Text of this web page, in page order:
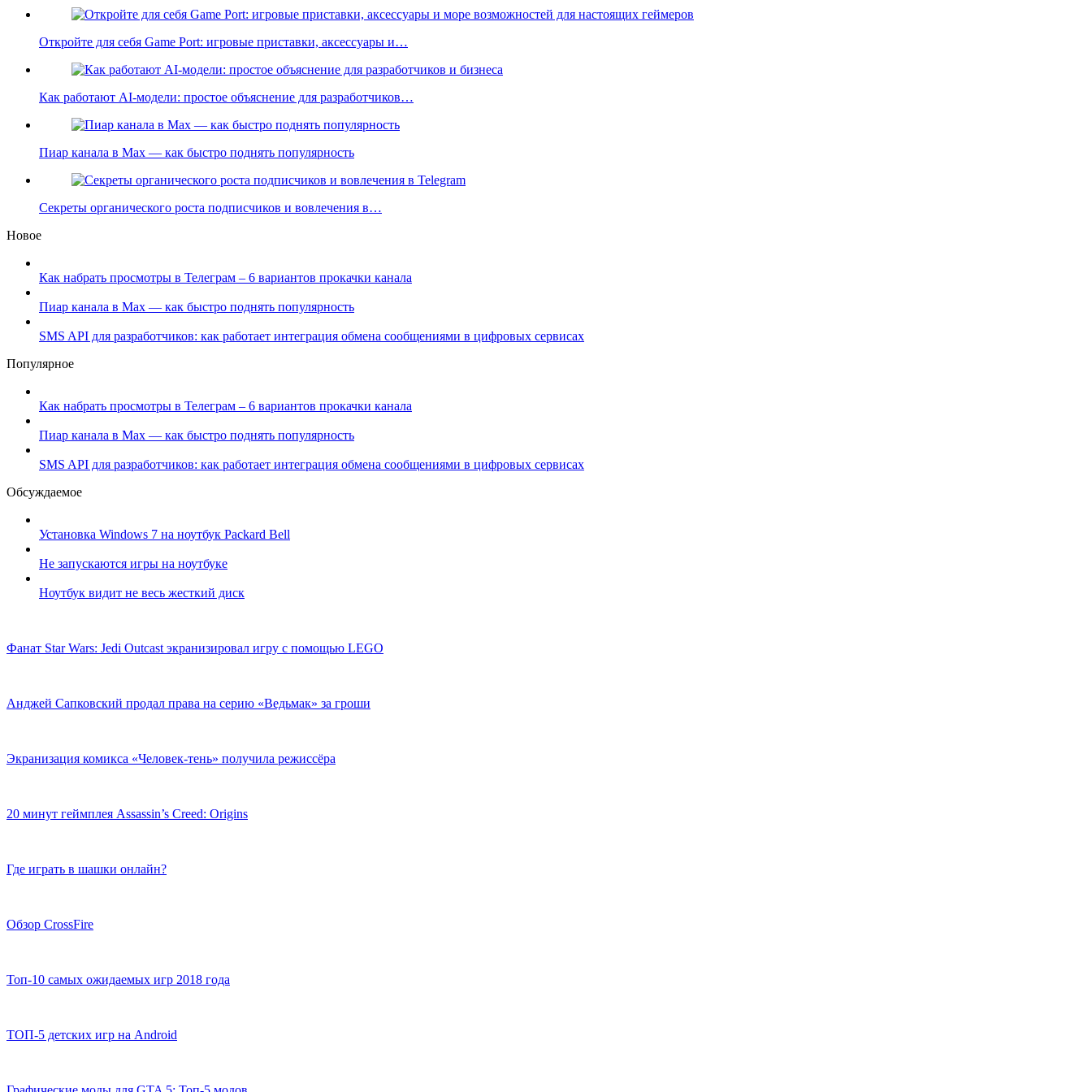
Откройте для себя Game Port: игровые приставки, аксессуары и…
Как работают AI-модели: простое объяснение для разработчиков…
Пиар канала в Max — как быстро поднять популярность
Секреты органического роста подписчиков и вовлечения в…
Новое
Как набрать просмотры в Телеграм – 6 вариантов прокачки канала
Пиар канала в Max — как быстро поднять популярность
SMS API для разработчиков: как работает интеграция обмена сообщениями в цифровых сервисах
Популярное
Как набрать просмотры в Телеграм – 6 вариантов прокачки канала
Пиар канала в Max — как быстро поднять популярность
SMS API для разработчиков: как работает интеграция обмена сообщениями в цифровых сервисах
Обсуждаемое
Установка Windows 7 на ноутбук Packard Bell
Не запускаются игры на ноутбуке
Ноутбук видит не весь жесткий диск
Фанат Star Wars: Jedi Outcast экранизировал игру с помощью LEGO
Анджей Сапковский продал права на серию «Ведьмак» за гроши
Экранизация комикса «Человек-тень» получила режиссёра
20 минут геймплея Assassin’s Creed: Origins
Где играть в шашки онлайн?
Обзор CrossFire
Топ-10 самых ожидаемых игр 2018 года
ТОП-5 детских игр на Android